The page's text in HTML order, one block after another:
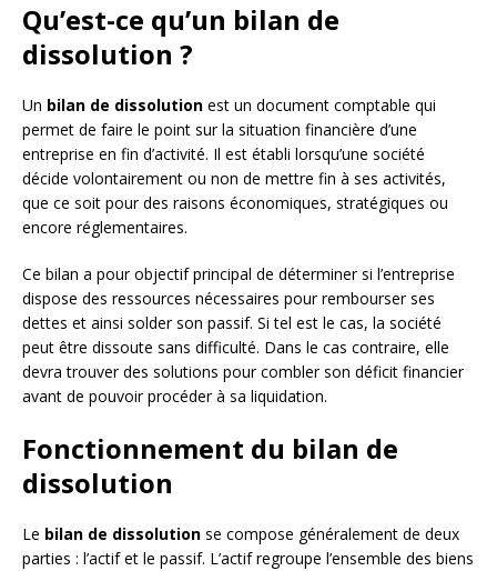
Qu’est-ce qu’un bilan de
dissolution ?
Un bilan de dissolution est un document comptable qui
permet de faire le point sur la situation financière d’une
entreprise en fin d’activité. Il est établi lorsqu’une société
décide volontairement ou non de mettre fin à ses activités,
que ce soit pour des raisons économiques, stratégiques ou
encore réglementaires.
Ce bilan a pour objectif principal de déterminer si l’entreprise
dispose des ressources nécessaires pour rembourser ses
dettes et ainsi solder son passif. Si tel est le cas, la société
peut être dissoute sans difficulté. Dans le cas contraire, elle
devra trouver des solutions pour combler son déficit financier
avant de pouvoir procéder à sa liquidation.
Fonctionnement du bilan de
dissolution
Le bilan de dissolution se compose généralement de deux
parties : l’actif et le passif. L’actif regroupe l’ensemble des biens